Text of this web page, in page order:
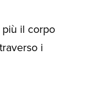
il corpo
i